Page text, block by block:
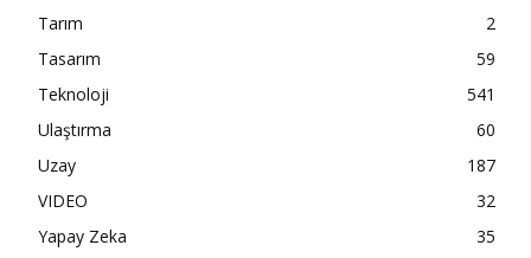
Tarım
2
Tasarım
59
Teknoloji
541
Ulaştırma
60
Uzay
187
VIDEO
32
Yapay Zeka
35